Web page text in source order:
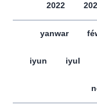
2022
yanwar
iyun iyul